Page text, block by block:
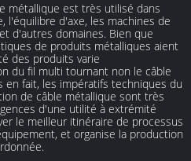
métallique est très utilisé dans
l'équilibre d'axe, les machines de
d'autres domaines. Bien que
de produits métalliques aient
des produits varie
du fil multi tournant non le câble
en fait, les impératifs techniques du
de câble métallique sont très
d'une utilité à extrémité
le meilleur itinéraire de processus
et organise la production